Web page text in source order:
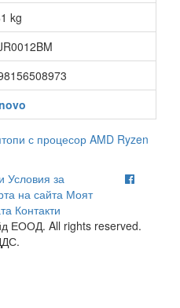
kg
с процесор AMD Ryzen
Условия за
на сайта Моят
Контакти
ЕООД. All rights reserved.